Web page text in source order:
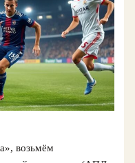
возьмём